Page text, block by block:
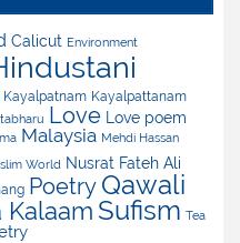
Calicut Environment
Kayalpatnam Kayalpattanam
Love Love poem
Malaysia Mehdi Hassan
World Nusrat Fateh Ali
Poetry Qawali
Kalaam Sufism Tea